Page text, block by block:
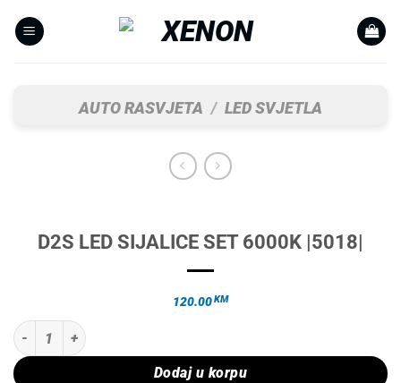
AUTO RASVJETA / LED SVJETLA
D2S LED SIJALICE SET 6000K |5018|
120.00KM
D2S LED SIJALICE SET 6000K |5018| količina
Dodaj u korpu